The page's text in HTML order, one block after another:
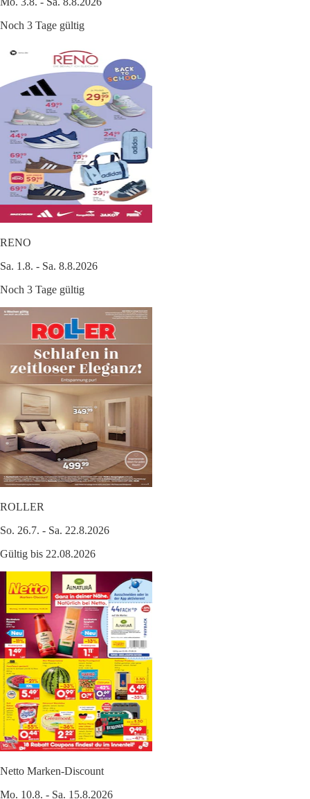
Noch 3 Tage gültig
RENO
Sa. 1.8. - Sa. 8.8.2026
Noch 3 Tage gültig
ROLLER
So. 26.7. - Sa. 22.8.2026
Gültig bis 22.08.2026
Netto Marken-Discount
Mo. 10.8. - Sa. 15.8.2026